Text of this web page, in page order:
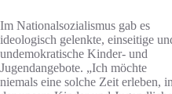
Im Nationalsozialismus gab es
ideologisch gelenkte, einseitige
undemokratische Kinder- und
Jugendangebote. „Ich möchte
niemals eine solche Zeit erleben, in